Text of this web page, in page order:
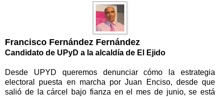
Francisco Fernández Fernández
Candidato de UPyD a la alcaldía de El Ejido
Desde UPYD queremos denunciar cómo la estrategia
electoral puesta en marcha por Juan Enciso, desde que
salió de la cárcel bajo fianza en el mes de junio, se está